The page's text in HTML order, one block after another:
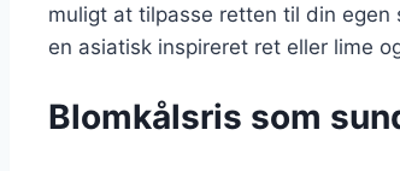
muligt at tilpasse retten til din
en asiatisk inspireret ret eller lime
Blomkålsris som